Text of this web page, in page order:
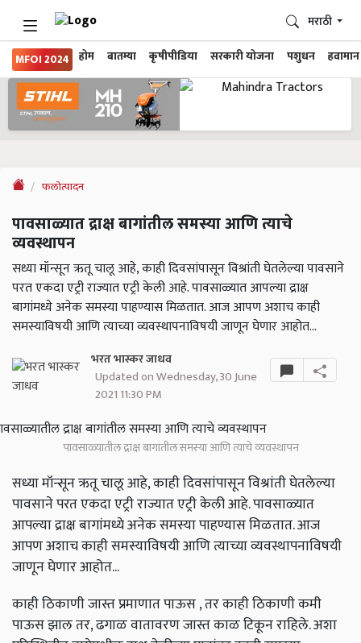
MFOI 2024 होम बातम्या कृषीपीडिया सरकारी योजना पशुधन हवामान
मराठी
फलोत्पादन
पावसाळ्यात द्राक्ष बागांतील समस्या आणि त्याचे
व्यवस्थापन
सध्या मॉन्सून ऋतू चालू आहे, काही दिवसांपासून विश्रांती घेतलेल्या पावसाने
परत एकदा एट्री राज्यात एट्री केली आहे. पावसाळ्यात आपल्या द्राक्ष
बागांमध्ये अनेक समस्या पाहण्यास मिळतात. आज आपण अशाच काही
समस्याविषयी आणि त्याच्या व्यवस्थापनाविषयी जाणून घेणार आहोत...
भरत भास्कर जाधव
Updated on Wednesday, 30 June
2021 11:30 PM
पावसाळ्यातील द्राक्ष बागांतील समस्या आणि त्याचे व्यवस्थापन
सध्या मॉन्सून ऋतू चालू आहे,काही दिवसांपासून विश्रांती घेतलेल्या
पावसाने परत एकदा एट्री राज्यात एट्री केली आहे. पावसाळ्यात
आपल्या द्राक्ष बागांमध्ये अनेक समस्या पाहण्यास मिळतात. आज
आपण अशाच काही समस्याविषयी आणि त्याच्या व्यवस्थापनाविषयी
जाणून घेणार आहोत...
काही ठिकाणी जास्त प्रमाणात पाऊस ,तर काही ठिकाणी कमी
पाऊस झाल तर,ढगाळ वातावरण जास्त काळ टिकून राहिले. अशा